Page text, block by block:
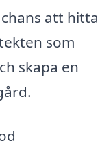
att hitta
som
skapa en